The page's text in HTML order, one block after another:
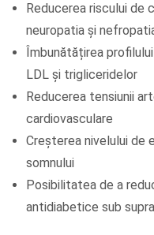
Reducerea riscului de
neuropatia și
Îmbunătățirea
LDL și trigliceridelor
Reducerea tensiunii
cardiovasculare
Creșterea nivelului de
somnului
Posibilitatea de a
antidiabetice sub